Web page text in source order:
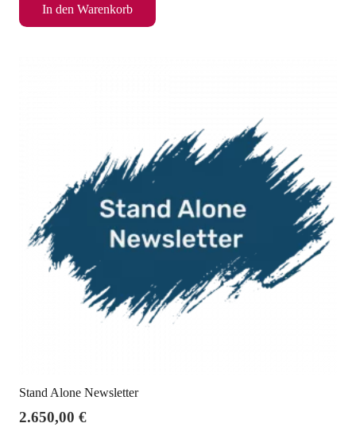
In den Warenkorb
Stand Alone Newsletter
2.650,00 €